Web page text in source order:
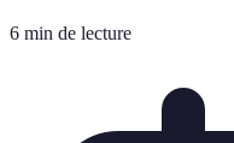
6 min de lecture